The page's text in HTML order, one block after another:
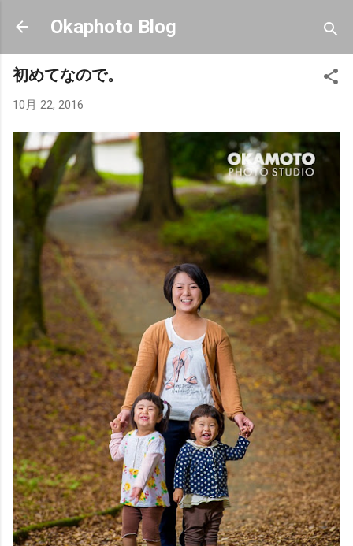
スキップしてメイン コンテンツに移動
Okaphoto Blog
初めてなので。
10月 22, 2016